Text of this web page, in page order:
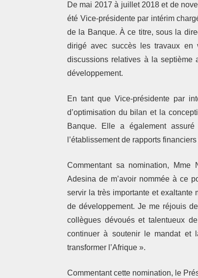
De mai 2017 à juillet 2018 et de
été Vice-présidente par intérim
de la Banque. À ce titre, sous la
dirigé avec succès les travaux en
discussions relatives à la septième
développement.
En tant que Vice-présidente par
d’optimisation du bilan et la
Banque. Elle a également
l’établissement de rapports
Commentant sa nomination,
Adesina de m’avoir nommée à ce
servir la très importante et exaltante
de développement. Je me réjouis
collègues dévoués et talentueux
continuer à soutenir le mandat et
transformer l’Afrique ».
Commentant cette nomination, le